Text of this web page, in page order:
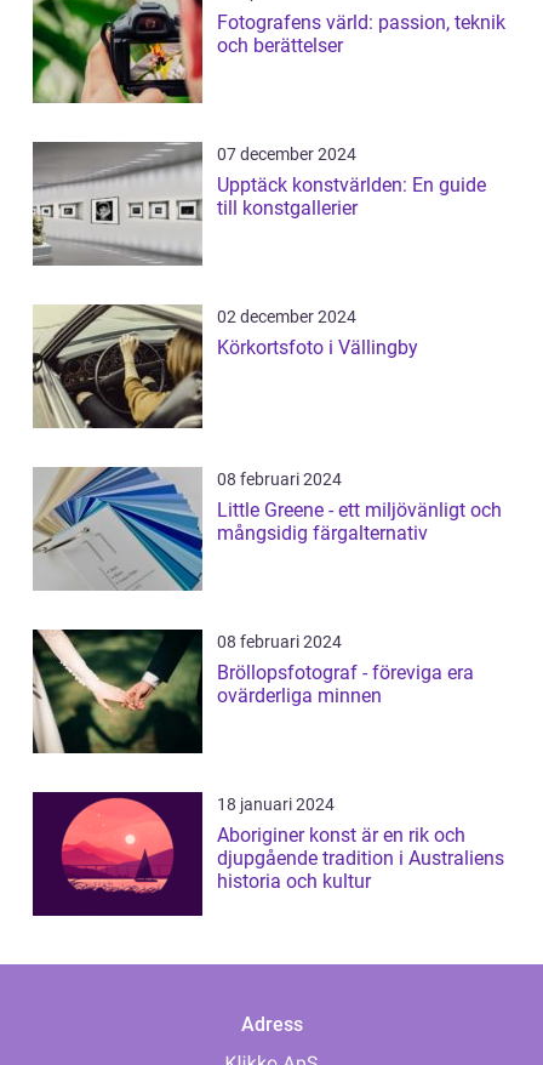
Fotografens värld: passion, teknik
och berättelser
07 december 2024
Upptäck konstvärlden: En guide
till konstgallerier
02 december 2024
Körkortsfoto i Vällingby
08 februari 2024
Little Greene - ett miljövänligt och
mångsidig färgalternativ
08 februari 2024
Bröllopsfotograf - föreviga era
ovärderliga minnen
18 januari 2024
Aboriginer konst är en rik och
djupgående tradition i Australiens
historia och kultur
Adress